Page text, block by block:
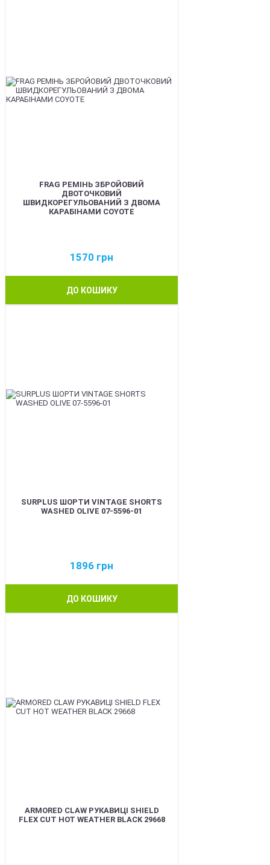
FRAG РЕМІНЬ ЗБРОЙОВИЙ
ДВОТОЧКОВИЙ
ШВИДКОРЕГУЛЬОВАНИЙ З ДВОМА
КАРАБІНАМИ COYOTE
1570 грн
ДО КОШИКУ
SURPLUS ШОРТИ VINTAGE SHORTS
WASHED OLIVE 07-5596-01
1896 грн
ДО КОШИКУ
ARMORED CLAW РУКАВИЦІ SHIELD
FLEX CUT HOT WEATHER BLACK 29668